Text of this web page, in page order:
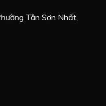
Tân Sơn Nhất,